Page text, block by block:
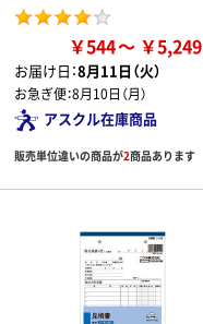
￥544 ￥5,249
お届け日：8月11日（火）
お急ぎ便：8月10日（月）
アスクル在庫商品
販売単位違いの商品が2商品あります